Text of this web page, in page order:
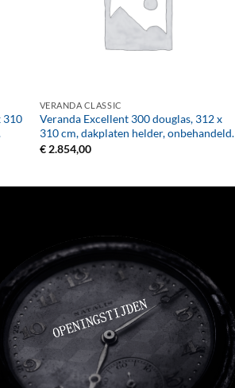
310
VERANDA CLASSIC
Veranda Excellent 300 douglas, 312 x
310 cm, dakplaten helder, onbehandeld.
€2.854,00